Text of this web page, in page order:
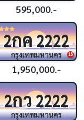
595,000.-
15
2กค2222
กรุงเทพมหานคร
1,950,000.-
2กว2222
กรุงเทพมหานคร